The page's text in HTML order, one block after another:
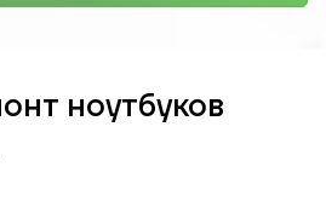
ноутбуков